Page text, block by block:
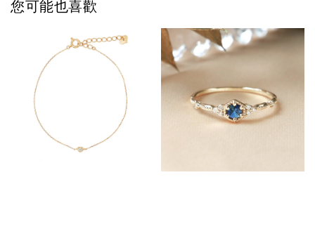
您可能也喜歡